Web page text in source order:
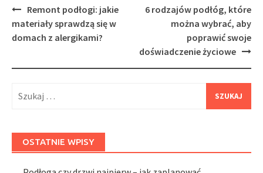
Post
navigation
Remont podłogi: jakie
materiały sprawdzą się w
domach z alergikami?
6 rodzajów podłóg, które
można wybrać, aby
poprawić swoje
doświadczenie życiowe
OSTATNIE WPISY